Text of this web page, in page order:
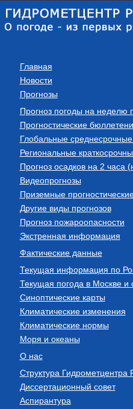
Главная
Новости
Прогнозы
Прогноз погоды на неделю
Прогностические бюллетени
Глобальные
Региональные
Прогноз осадков на 2 часа
Видеопрогнозы
Приземные
Другие виды прогнозов
Прогноз пожароопасности
Экстренная информация
Фактические данные
Текущая информация по
Текущая погода в Москве и
Синоптические карты
Климатические изменения
Климатические нормы
Моря и океаны
О нас
Структура Гидрометцентра
Диссертационный совет
Аспирантура